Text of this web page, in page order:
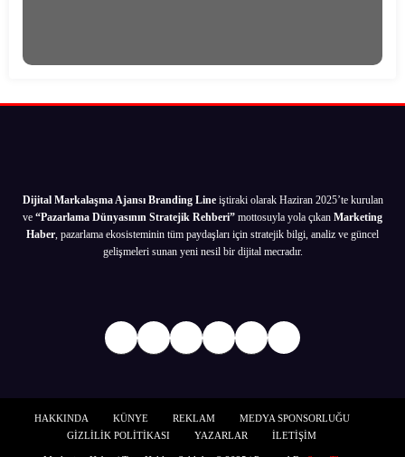
Dijital Markalaşma Ajansı Branding Lineiştiraki olarak Haziran 2025’te kurulan
ve “Pazarlama Dünyasının Stratejik Rehberi” mottosuyla yola çıkan Marketing
Haber, pazarlama ekosisteminin tüm paydaşları için stratejik bilgi, analiz ve güncel
gelişmeleri sunan yeni nesil bir dijital mecradır.
Facebook
Twitter
Instagram
LinkedIn
Bağlantı
YouTube
HAKKINDA KÜNYE REKLAM
MEDYA SPONSORLUĞU
GİZLİLİK POLİTİKASI
YAZARLAR İLETİŞİM